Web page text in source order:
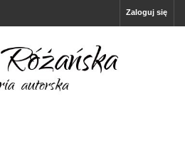
Zaloguj się